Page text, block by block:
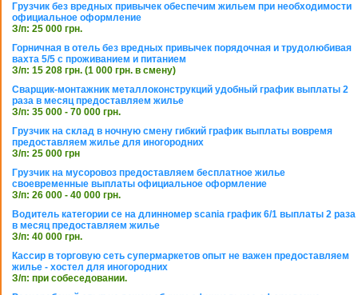
Грузчик без вредных привычек обеспечим жильем при необходимости
официальное оформление
З/п: 25 000 грн.
Горничная в отель без вредных привычек порядочная и трудолюбивая
вахта 5/5 с проживанием и питанием
З/п: 15 208 грн. (1 000 грн. в смену)
Сварщик-монтажник металлоконструкций удобный график выплаты 2
раза в месяц предоставляем жилье
З/п: 35 000 - 70 000 грн.
Грузчик на склад в ночную смену гибкий график выплаты вовремя
предоставляем жилье для иногородних
З/п: 25 000 грн
Грузчик на мусоровоз предоставляем бесплатное жилье
своевременные выплаты официальное оформление
З/п: 26 000 - 40 000 грн.
Водитель категории се на длинномер scania график 6/1 выплаты 2 раза
в месяц предоставляем жилье
З/п: 40 000 грн.
Кассир в торговую сеть супермаркетов опыт не важен предоставляем
жилье - хостел для иногородних
З/п: при собеседовании.